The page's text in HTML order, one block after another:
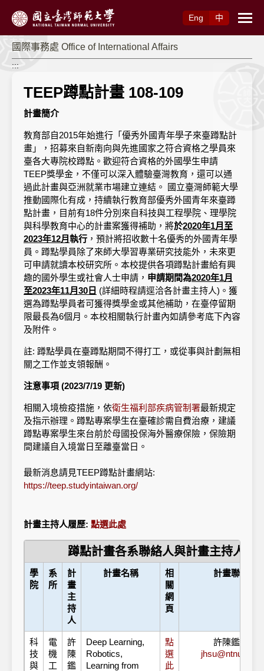
Eng
中
國際事務處 Office of International Affairs
:::
TEEP蹲點計畫 108-109
計畫簡介
教育部自2015年始進行「優秀外國青年學子來臺蹲點計
畫」，招募來自新南向與先進國家之符合資格之學員來
臺各大專院校蹲點。歡迎符合資格的外國學生申請
TEEP獎學金，不僅可以深入體驗臺灣教育，還可以通
過此計畫與亞洲就業市場建立連結。 國立臺灣師範大學
推動國際化有成，持續執行教育部優秀外國青年來臺蹲
點計畫，目前有18件分別來自科技與工程學院、理學院
與科學教育中心的計畫案獲得補助，將於2020年1月至
2023年12月執行 ，預計將招收數十名優秀的外國青年學
員。蹲點學員除了來師大學習專業研究技能外，未來更
可申請就讀本校研究所。本校提供各項蹲點計畫給有興
趣的國外學生或社會人士申請， 申請期間為2020年1月
至2023年11月30日 (詳細時程請逕洽各計畫主持人)。獲
選為蹲點學員者可獲得獎學金或其他補助，在臺停留期
限最長為6個月。本校相關執行計畫內如請參考底下內容
及附件。
註: 蹲點學員在臺蹲點期間不得打工，或從事與計劃無相
關之工作並支領報酬。
注意事項 (2023/7/19 更新)
相關入境檢疫措施，依衛生福利部疾病管制署最新規定
及指示辦理。蹲點專案學生在臺確診需自費治療，建議
蹲點專案學生來台前於母國投保海外醫療保險，保險期
間建議自入境當日至離臺當日。
最新消息請見TEEP蹲點計畫網站:
https://teep.studyintaiwan.org/
計畫主持人履歷: 點選此處
蹲點計畫各系聯絡人與計畫主持人履
學
院
系
所
計
畫
主
持
人
計畫名稱
相
關
網
頁
計畫聯絡人
科
技
與
電
機
工
許
陳
鑑
Deep Learning,
Robotics,
Learning from
點
選
此
許陳鑑教授